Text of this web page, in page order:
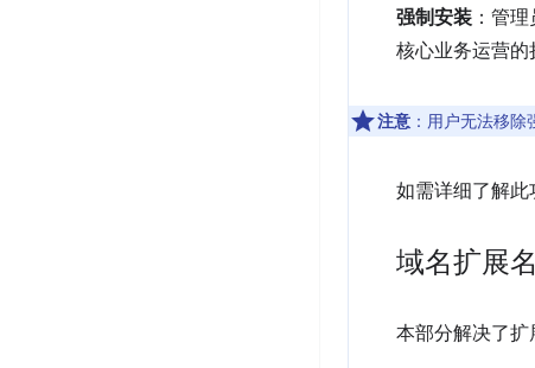
强制安装 ：管
核心业务运营的
注意 ：用户无法移除
如需详细了解此
域名扩展
本部分解决了扩